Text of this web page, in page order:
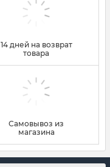
14 дней на возврат
товара
Самовывоз из
магазина